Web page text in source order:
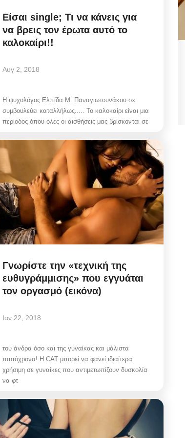
Είσαι single; Τι να κάνεις για
να βρεις τον έρωτα αυτό το
καλοκαίρι!!
Αυγ 2, 2018
Η ψυχολόγος Ελπίδα Μ. Παναγιωτουνάκου σε
συμβουλεύει καταλλήλως..... Το καλοκαίρι είναι μια
περίοδος όπου όλες οι αισθήσεις μας βρίσκονται σε
Γνωρίστε την «τεχνική της
ευθυγράμμισης» που εγγυάται
τον οργασμό (εικόνα)
Ιαν 22, 2018
του άνδρα όσο και της γυναίκας και μάλιστα
ταυτόχρονα! Η CAT μπορεί να φανεί ιδιαίτερα
χρήσιμη σε γυναίκες που αντιμετωπίζουν δυσκολία
να φτ
«Πρωτοβουλία Δράσης»):
Αυγ 5, 2026
Η επίσημη θέση του ιδρυτή της «Πρωτοβουλίας
Δράσης» και πρώην Αντιδημάρχου Μυκόνου,...